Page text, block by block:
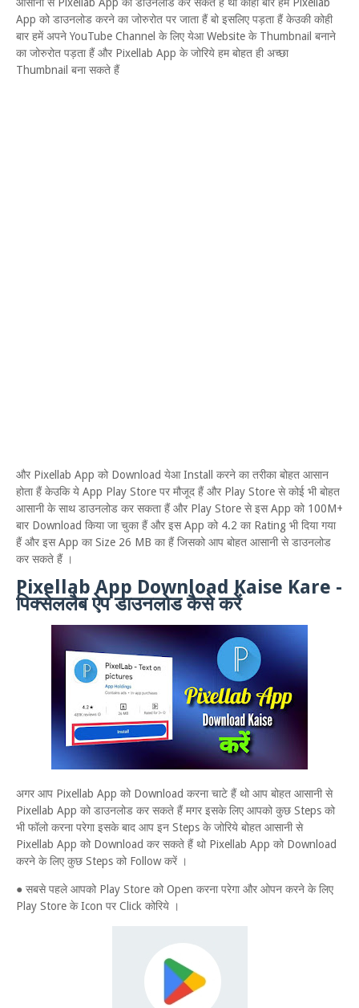
App को डाउनलोड करने का जोरुरोत पर जाता हैं बो इसलिए पड़ता हैं केउकी कोही
बार हमें अपने YouTube Channel के लिए येआ Website के Thumbnail बनाने
का जोरुरोत पड़ता हैं और Pixellab App के जोरिये हम बोहत ही अच्छा
Thumbnail बना सकते हैं
और Pixellab App को Download येआ Install करने का तरीका बोहत आसान
होता हैं केउकि ये App Play Store पर मौजूद हैं और Play Store से कोई भी बोहत
आसानी के साथ डाउनलोड कर सकता हैं और Play Store से इस App को 100M+
बार Download किया जा चुका हैं और इस App को 4.2 का Rating भी दिया गया
हैं और इस App का Size 26 MB का हैं जिसको आप बोहत आसानी से डाउनलोड
कर सकते हैं ।
Pixellab App Download Kaise Kare -
पिक्सेललैब ऐप डाउनलोड कैसे करें
अगर आप Pixellab App को Download करना चाटे हैं थो आप बोहत आसानी से
Pixellab App को डाउनलोड कर सकते हैं मगर इसके लिए आपको कुछ Steps को
भी फॉलो करना परेगा इसके बाद आप इन Steps के जोरिये बोहत आसानी से
Pixellab App को Download कर सकते हैं थो Pixellab App को Download
करने के लिए कुछ Steps को Follow करें ।
● सबसे पहले आपको Play Store को Open करना परेगा और ओपन करने के लिए
Play Store के Icon पर Click कोरिये ।